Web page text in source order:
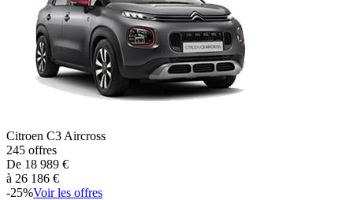
Citroen C3 Aircross
245 offres
De 18 989 €
à 26 186 €
-25%Voir les offres